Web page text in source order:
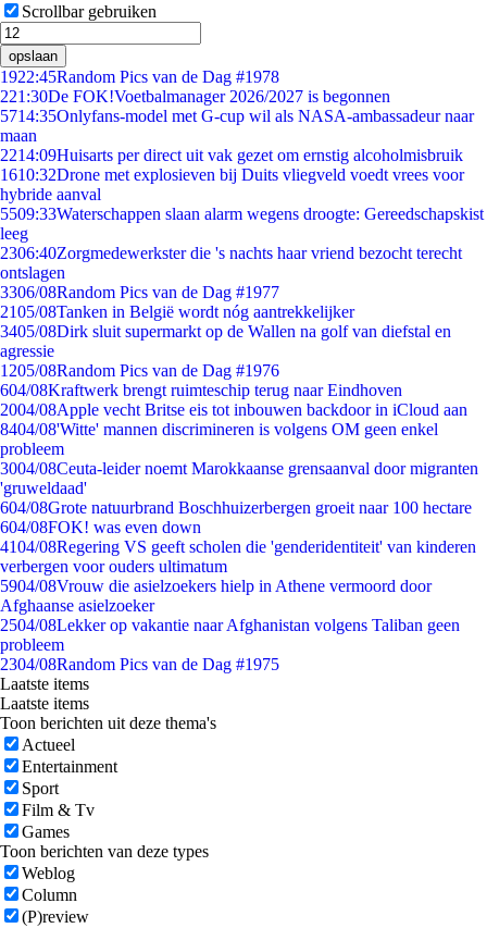
Scrollbar gebruiken
opslaan
1922:45Random Pics van de Dag #1978
221:30De FOK!Voetbalmanager 2026/2027 is begonnen
5714:35Onlyfans-model met G-cup wil als NASA-ambassadeur naar
maan
2214:09Huisarts per direct uit vak gezet om ernstig alcoholmisbruik
1610:32Drone met explosieven bij Duits vliegveld voedt vrees voor
hybride aanval
5509:33Waterschappen slaan alarm wegens droogte: Gereedschapskist
leeg
2306:40Zorgmedewerkster die 's nachts haar vriend bezocht terecht
ontslagen
3306/08Random Pics van de Dag #1977
2105/08Tanken in België wordt nóg aantrekkelijker
3405/08Dirk sluit supermarkt op de Wallen na golf van diefstal en
agressie
1205/08Random Pics van de Dag #1976
604/08Kraftwerk brengt ruimteschip terug naar Eindhoven
2004/08Apple vecht Britse eis tot inbouwen backdoor in iCloud aan
8404/08'Witte' mannen discrimineren is volgens OM geen enkel
probleem
3004/08Ceuta-leider noemt Marokkaanse grensaanval door migranten
'gruweldaad'
604/08Grote natuurbrand Boschhuizerbergen groeit naar 100 hectare
604/08FOK! was even down
4104/08Regering VS geeft scholen die 'genderidentiteit' van kinderen
verbergen voor ouders ultimatum
5904/08Vrouw die asielzoekers hielp in Athene vermoord door
Afghaanse asielzoeker
2504/08Lekker op vakantie naar Afghanistan volgens Taliban geen
probleem
2304/08Random Pics van de Dag #1975
Laatste items
Laatste items
Toon berichten uit deze thema's
Actueel
Entertainment
Sport
Film & Tv
Games
Toon berichten van deze types
Weblog
Column
(P)review